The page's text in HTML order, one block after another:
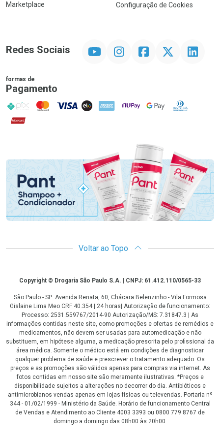
Marketplace
Configuração de Cookies
Redes Sociais InstagramFacebookTwitter Linkedin
formas de
Pagamento
PIX MasterCard
VISA ELO AMEX NuPay Google PayDiners Club
Hipercard
Promoção em Destaque
Voltar ao Topo
CopyrightCopyright © Drogaria São Paulo S.A. | CNPJ: 61.412.110/0565-33
São Paulo - SP: Avenida Renata, 60, Chácara Belenzinho - Vila Formosa
Gislaine Lima Meo CRF 40.354 | 24 horas| Autorização de funcionamento:
Processo: 2531.559767/2014-90 Autorização/MS: 7.31847.3 | As
informações contidas neste site, como promoções e ofertas de remédios e
medicamentos, não devem ser usadas para automedicação e não
substituem, em hipótese alguma, a medicação prescrita pelo profissional da
área médica. Somente o médico está em condições de diagnosticar
qualquer problema de saúde e prescrever o tratamento adequado. Os
preços e as promoções são válidos apenas para compras via internet. As
fotos contidas em nosso site são meramente ilustrativas. *Preços e
disponibilidade sujeitos a alterações no decorrer do dia. Antibióticos e
antimicrobianos vendas apenas em lojas físicas ou televendas. Portaria nº
344 - 01/02/1999 - Ministério da Saúde. Horário de funcionamento Central
de Vendas e Atendimento ao Cliente 4003 3393 ou 0800 779 8767 de
domingo a domingo das 08h00 às 20h00.